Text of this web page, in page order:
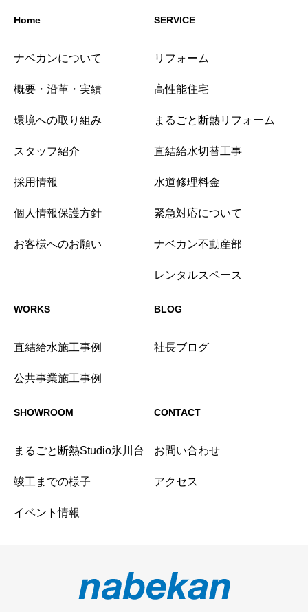
Home
ナベカンについて
概要・沿革・実績
環境への取り組み
スタッフ紹介
採用情報
個人情報保護方針
お客様へのお願い
SERVICE
リフォーム
高性能住宅
まるごと断熱リフォーム
直結給水切替工事
水道修理料金
緊急対応について
ナベカン不動産部
レンタルスペース
WORKS
直結給水施工事例
公共事業施工事例
BLOG
社長ブログ
SHOWROOM
まるごと断熱Studio氷川台
竣工までの様子
イベント情報
CONTACT
お問い合わせ
アクセス